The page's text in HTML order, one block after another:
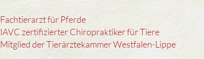
Fachtierarzt für Pferde
IAVC zertifizierter Chiropraktiker für Tiere
Mitglied der Tierärztekammer Westfalen-Lippe